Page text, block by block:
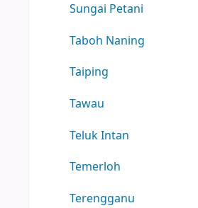
Sungai Petani
Taboh Naning
Taiping
Tawau
Teluk Intan
Temerloh
Terengganu